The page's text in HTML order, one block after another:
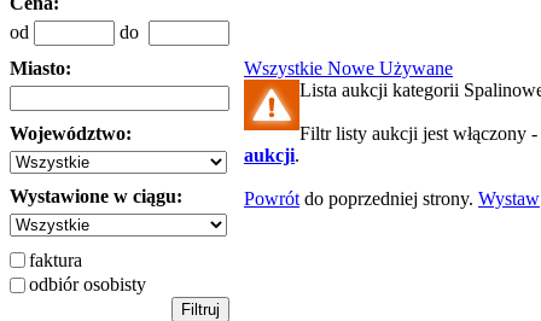
od
do
Miasto:
Województwo:
Wystawione w ciągu:
faktura
odbiór osobisty
Wszystkie Nowe Używane
Lista aukcji kategorii
Filtr listy aukcji jest włączony -
aukcji.
Powrót do poprzedniej strony. Wystaw